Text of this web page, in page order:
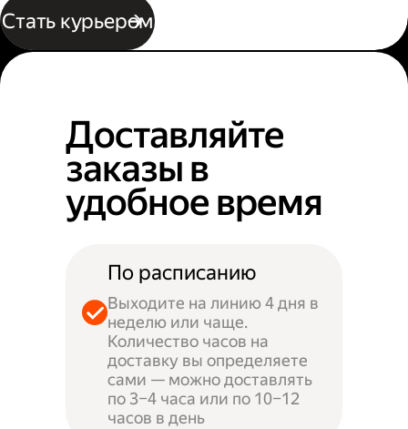
Стать курьером
Доставляйте
заказы в
удобное время
По расписанию
Выходите на линию 4 дня в
неделю или чаще.
Количество часов на
доставку вы определяете
сами — можно доставлять
по 3–4 часа или по 10–12
часов в день